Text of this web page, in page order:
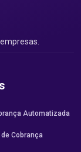
Automatizada
Cobrança